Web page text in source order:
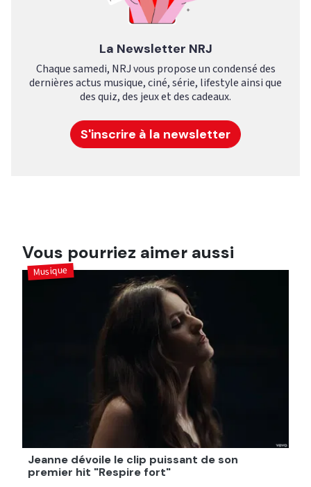
La Newsletter NRJ
Chaque samedi, NRJ vous propose un condensé des
dernières actus musique, ciné, série, lifestyle ainsi que
des quiz, des jeux et des cadeaux.
S'inscrire à la newsletter
Vous pourriez aimer aussi
Jeanne dévoile le clip puissant de son
premier hit "Respire fort"
Musique